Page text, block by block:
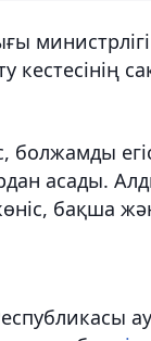
болжамды
асады.
бақша